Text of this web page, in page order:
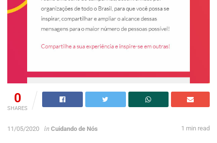
0
SHARES
11/05/2020 in Cuidando de Nós 1 min read